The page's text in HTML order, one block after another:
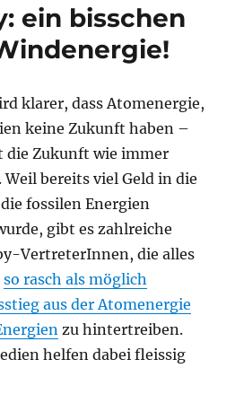
ein bisschen
klarer, dass Atomenergie,
keine Zukunft haben –
die Zukunft wie immer
bereits viel Geld in die
fossilen Energien
gibt es zahlreiche
VertreterInnen, die alles
so rasch als möglich
aus der Atomenergie
zu hintertreiben.
helfen dabei fleissig